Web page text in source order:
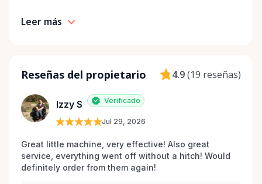
Leer más
Reseñas del propietario 4.9(19 reseñas)
Izzy S Verificado
Jul 29, 2026
Great little machine, very effective! Also great
service, everything went off without a hitch! Would
definitely order from them again!